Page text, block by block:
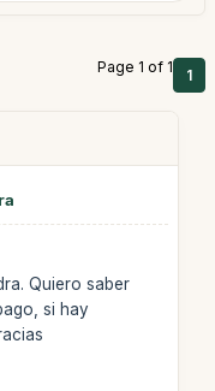
Page 1 of 1 1
Quiero saber
si hay